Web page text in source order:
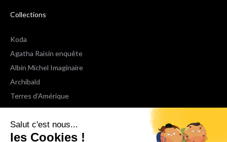
Salut c'est nous...
les Cookies !
Collections
Koda
Agatha Raisin enquête
Albin Michel Imaginaire
Archibald
Terres d'Amérique
Espaces Libres Poche
NOX
Wiz